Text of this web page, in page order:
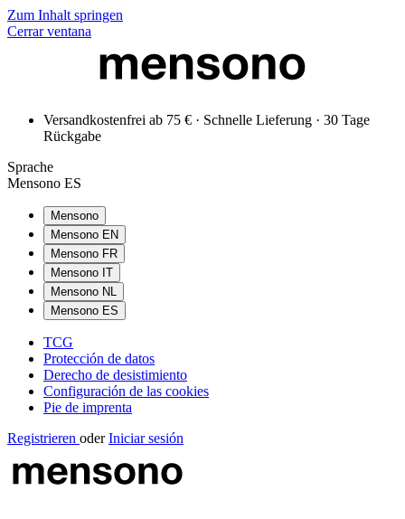
Zum Inhalt springen
Cerrar ventana
Versandkostenfrei ab 75 € · Schnelle Lieferung · 30 Tage
Rückgabe
Sprache
Mensono ES
Mensono
Mensono EN
Mensono FR
Mensono IT
Mensono NL
Mensono ES
TCG
Protección de datos
Derecho de desistimiento
Configuración de las cookies
Pie de imprenta
Registrieren oder Iniciar sesión